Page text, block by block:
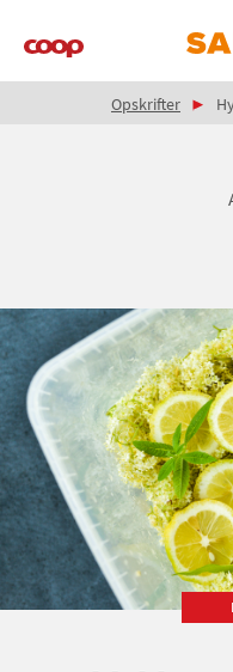
Brødkrumme
Opskrifter